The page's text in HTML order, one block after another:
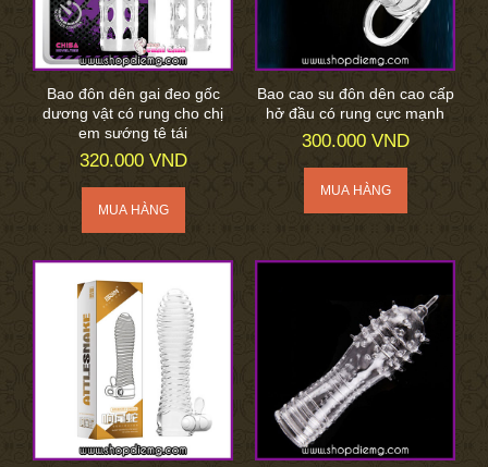
Bao đôn dên gai đeo gốc
dương vật có rung cho chị
em sướng tê tái
320.000 VND
Bao cao su đôn dên cao cấp
hở đầu có rung cực mạnh
300.000 VND